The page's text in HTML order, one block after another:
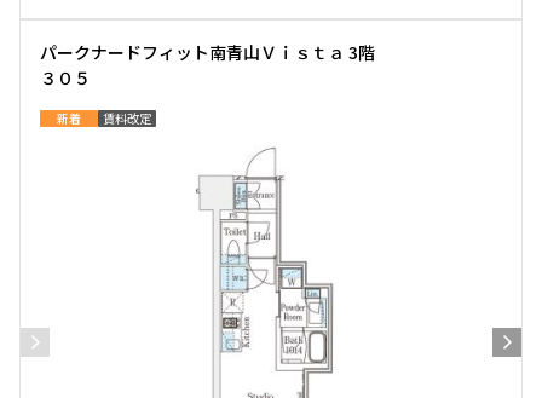
建物施設やお部屋の設備、方位、階数などの絞り込みが
できます
設定する
検索対象お部屋数
351
パークナードフィット南青山Ｖｉｓｔａ 3階
３０５
新着 賃料改定